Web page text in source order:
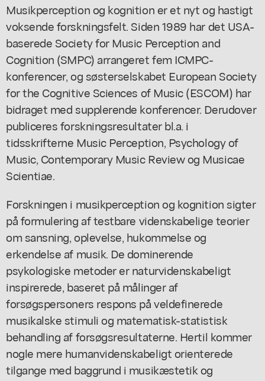
Musikperception og kognition er et nyt og hastigt
voksende forskningsfelt. Siden 1989 har det USA-
baserede Society for Music Perception and
Cognition (SMPC) arrangeret fem ICMPC-
konferencer, og søsterselskabet European Society
for the Cognitive Sciences of Music (ESCOM) har
bidraget med supplerende konferencer. Derudover
publiceres forskningsresultater bl.a. i
tidsskrifterne Music Perception, Psychology of
Music, Contemporary Music Review og Musicae
Scientiae.
Forskningen i musikperception og kognition sigter
på formulering af testbare videnskabelige teorier
om sansning, oplevelse, hukommelse og
erkendelse af musik. De dominerende
psykologiske metoder er naturvidenskabeligt
inspirerede, baseret på målinger af
forsøgspersoners respons på veldefinerede
musikalske stimuli og matematisk-statistisk
behandling af forsøgsresultaterne. Hertil kommer
nogle mere humanvidenskabeligt orienterede
tilgange med baggrund i musikæstetik og